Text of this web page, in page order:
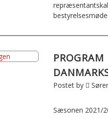
PROGRAM
Postet by
Sæsonen 2021/